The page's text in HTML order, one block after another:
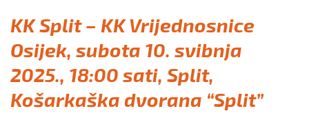
KK Split – KK Vrijednosnice
Osijek, subota 10. svibnja
2025., 18:00 sati, Split,
Košarkaška dvorana “Split”